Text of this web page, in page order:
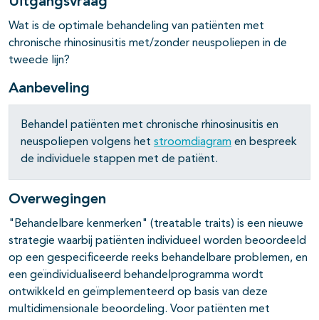
open- en dichtklappen
Wat is de optimale behandeling van patiënten met
chronische rhinosinusitis met/zonder neuspoliepen in de
tweede lijn?
Aanbeveling
Behandel patiënten met chronische rhinosinusitis en
neuspoliepen volgens het stroomdiagram en bespreek
de individuele stappen met de patiënt.
Overwegingen
"Behandelbare kenmerken" (treatable traits) is een nieuwe
strategie waarbij patiënten individueel worden beoordeeld
op een gespecificeerde reeks behandelbare problemen, en
een geïndividualiseerd behandelprogramma wordt
ontwikkeld en geïmplementeerd op basis van deze
multidimensionale beoordeling. Voor patiënten met